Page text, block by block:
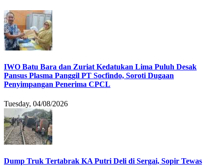
IWO Batu Bara dan Zuriat Kedatukan Lima Puluh Desak
Pansus Plasma Panggil PT Socfindo, Soroti Dugaan
Penyimpangan Penerima CPCL
Tuesday, 04/08/2026
Dump Truk Tertabrak KA Putri Deli di Sergai, Sopir Tewas